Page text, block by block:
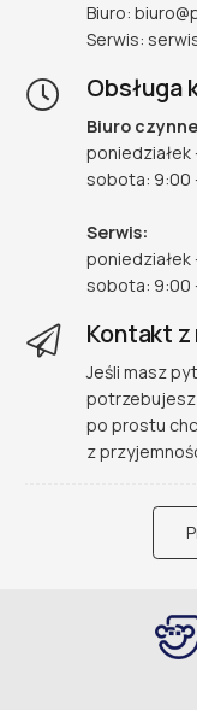
Biuro:
Serwis:
Obsługa
Biuro
poniedziałek
sobota: 9:00
Serwis:
poniedziałek
sobota: 9:00
Kontakt z
Jeśli masz
po prostu
z